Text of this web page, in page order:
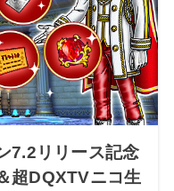
7.2リリース記念
超DQXTVニコ生